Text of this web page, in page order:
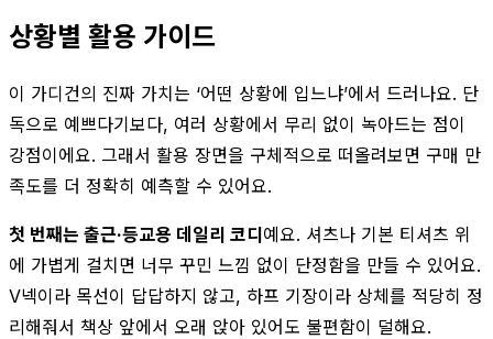
상황별 활용 가이드
이 가디건의 진짜 가치는 ‘어떤 상황에 입느냐’에서 드러나요. 단
독으로 예쁘다기보다, 여러 상황에서 무리 없이 녹아드는 점이
강점이에요. 그래서 활용 장면을 구체적으로 떠올려보면 구매 만
족도를 더 정확히 예측할 수 있어요.
첫 번째는 출근·등교용 데일리 코디예요. 셔츠나 기본 티셔츠 위
에 가볍게 걸치면 너무 꾸민 느낌 없이 단정함을 만들 수 있어요.
V넥이라 목선이 답답하지 않고, 하프 기장이라 상체를 적당히 정
리해줘서 책상 앞에서 오래 앉아 있어도 불편함이 덜해요.